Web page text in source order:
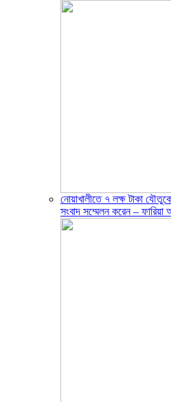
নোয়াখালীতে ৭ লক্ষ টাকা
সংবাদ সম্মেলন করেন –